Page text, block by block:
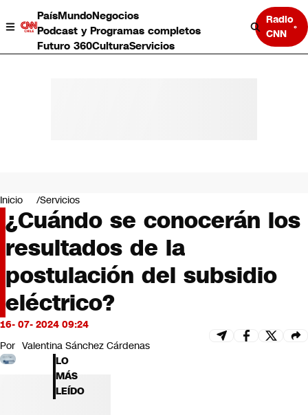
PaísMundoNegocios
Podcast y Programas completos
Futuro 360CulturaServicios
Radio
CNN
Negocios
Deportes
Programas completos
Cultura
Servicios
Bits
CNN Data
CNN tiempo
Futuro 360
Inicio Servicios
¿Cuándo se conocerán los
resultados de la
postulación del subsidio
eléctrico?
16- 07- 2024 09:24
Por Valentina Sánchez Cárdenas
LO
MÁS
LEÍDO